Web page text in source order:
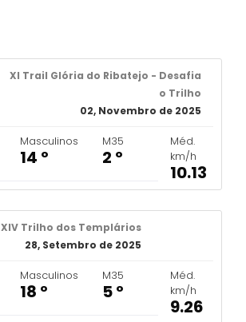
XI Trail Glória do Ribatejo - Desafia
o Trilho
02, Novembro de 2025
Masculinos
14 º
M35
2 º
Méd.
km/h
10.13
XIV Trilho dos Templários
28, Setembro de 2025
Masculinos
18 º
M35
5 º
Méd.
km/h
9.26